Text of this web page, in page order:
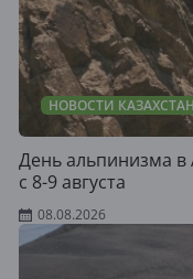
НОВОСТИ
День альпинизма
с 8-9 августа
08.08.2026